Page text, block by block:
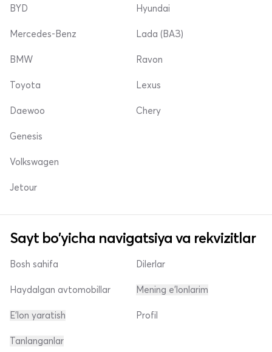
BYD
Mercedes-Benz
Hyundai
Lada (ВАЗ)
BMW
Toyota
Daewoo
Ravon
Lexus
Chery
Genesis
Volkswagen
Jetour
Sayt bo'yicha navigatsiya va rekvizitlar
Bosh sahifa
Haydalgan avtomobillar
E'lon yaratish
Dilerlar
Mening e'lonlarim
Profil
Tanlanganlar